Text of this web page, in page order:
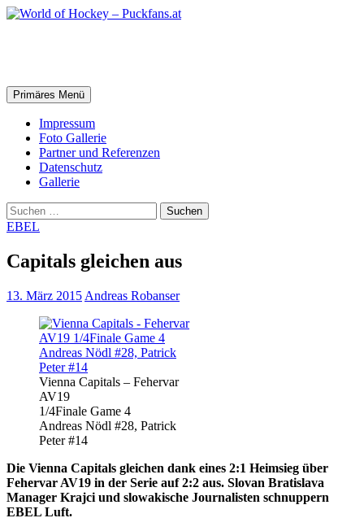
Zum
Suchen
Primäres Menü
Impressum
Foto Gallerie
Partner und Referenzen
Datenschutz
Gallerie
Suchen
nach:
EBEL
Capitals gleichen aus
13. März 2015 Andreas Robanser
Vienna Capitals – Fehervar
AV19
1/4Finale Game 4
Andreas Nödl #28, Patrick
Peter #14
Die Vienna Capitals gleichen dank eines 2:1 Heimsieg über
Fehervar AV19 in der Serie auf 2:2 aus. Slovan Bratislava
Manager Krajci und slowakische Journalisten schnuppern
EBEL Luft.